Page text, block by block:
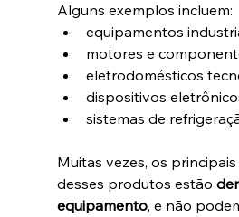
Alguns exemplos incluem:
equipamentos
motores e
eletrodomésticos
dispositivos
sistemas de
Muitas vezes, os
desses produtos estão
equipamento, e não